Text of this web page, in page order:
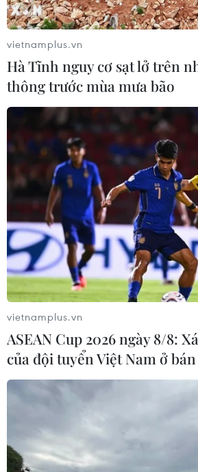
"Bí mật của loài chim cánh
phiêu lưu kỳ diệu nơi tận
21/04/2025 05:01
Vào đúng đêm trước Ngày Trái Đất
liệu đặc biệt “Secrets of the
mang theo hơi thở lạnh giá từ Nam
của tình yêu thiên nhiên.
vietnamplus.vn
Hà Tĩnh nguy cơ sạt lở trên
thông trước mùa mưa bão
vietnamplus.vn
ASEAN Cup 2026 ngày 8/8:
của đội tuyển Việt Nam ở